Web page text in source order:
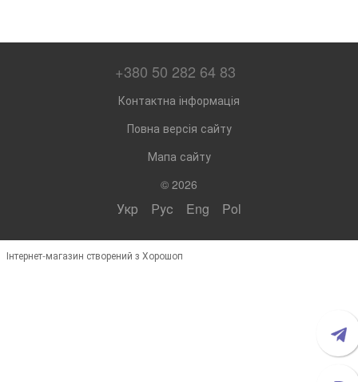
+380 50 282 64 83
Контактна інформація
Повна версія сайту
Мапа сайту
© 2026
Укр Рус Eng Pol
Інтернет-магазин створений з Хорошоп